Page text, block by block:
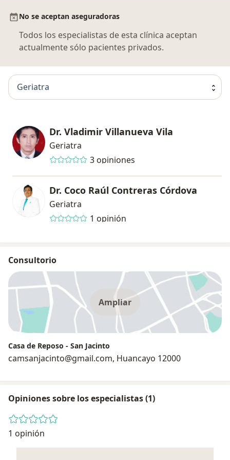
No se aceptan aseguradoras
Todos los especialistas de esta clínica aceptan
actualmente sólo pacientes privados.
Geriatra
Dr. Vladimir Villanueva Vila
Geriatra
3 opiniones
Dr. Coco Raúl Contreras Córdova
Geriatra
1 opinión
Consultorio
Ampliar
Casa de Reposo - San Jacinto
camsanjacinto@gmail.com, Huancayo 12000
Opiniones sobre los especialistas (1)
1 opinión